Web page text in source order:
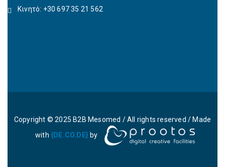
Κινητό: +30 697 35 21 562
Copyright © 2025 B2B Mesomed / All rights reserved / Made
with {DE.CO.DE} by